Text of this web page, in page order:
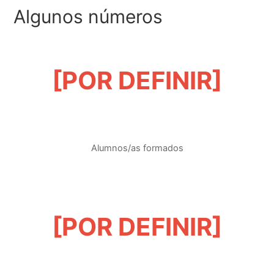
Algunos números
[POR DEFINIR]
Alumnos/as formados
[POR DEFINIR]